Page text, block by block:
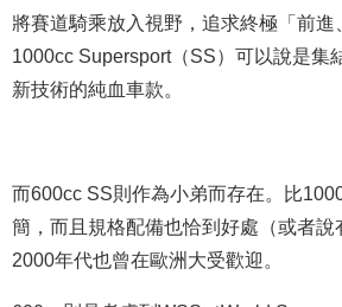
將賽道騎乘放入視野，追求終極「前進
1000cc Supersport（SS）可以說是集
新技術的純血車款。
而600cc SS則作為小弟而存在。比
簡，而且規格配備也恰到好處（或者說
2000年代也曾在歐洲大受歡迎。